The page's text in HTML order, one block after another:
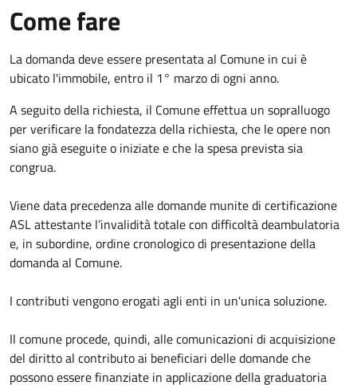
Come fare
La domanda deve essere presentata al Comune in cui è
ubicato l'immobile, entro il 1° marzo di ogni anno.
A seguito della richiesta, il Comune effettua un sopralluogo
per verificare la fondatezza della richiesta, che le opere non
siano già eseguite o iniziate e che la spesa prevista sia
congrua.
Viene data precedenza alle domande munite di certificazione
ASL attestante l’invalidità totale con difficoltà deambulatoria
e, in subordine, ordine cronologico di presentazione della
domanda al Comune.
I contributi vengono erogati agli enti in un'unica soluzione.
Il comune procede, quindi, alle comunicazioni di acquisizione
del diritto al contributo ai beneficiari delle domande che
possono essere finanziate in applicazione della graduatoria